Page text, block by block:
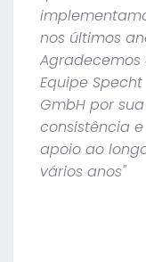
nos últimos
Agradecemos
Equipe Specht
GmbH por sua
consistência e
apoio ao
vários anos"